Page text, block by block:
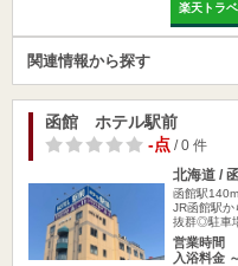
楽天トラ
関連情報から探す
函館 ホテル駅前
-点 / 0 件
北海道 /
函館駅140m
JR函館駅か
抜群◎駐車
営業時間
入浴料金 ～